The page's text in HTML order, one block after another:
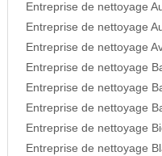
Entreprise de nettoyage
Entreprise de nettoyage
Entreprise de nettoyage
Entreprise de nettoyage
Entreprise de nettoyage
Entreprise de nettoyage
Entreprise de nettoyage
Entreprise de nettoyage